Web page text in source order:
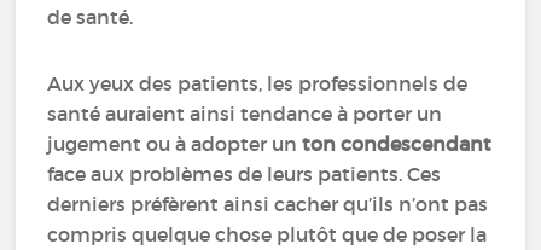
de santé.
Aux yeux des patients, les professionnels de
santé auraient ainsi tendance à porter un
jugement ou à adopter unton condescendant
face aux problèmes de leurs patients. Ces
derniers préfèrent ainsi cacher qu’ils n’ont pas
compris quelque chose plutôt que de poser la